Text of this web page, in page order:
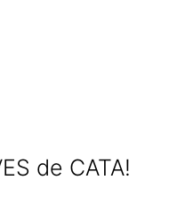
de CATA!